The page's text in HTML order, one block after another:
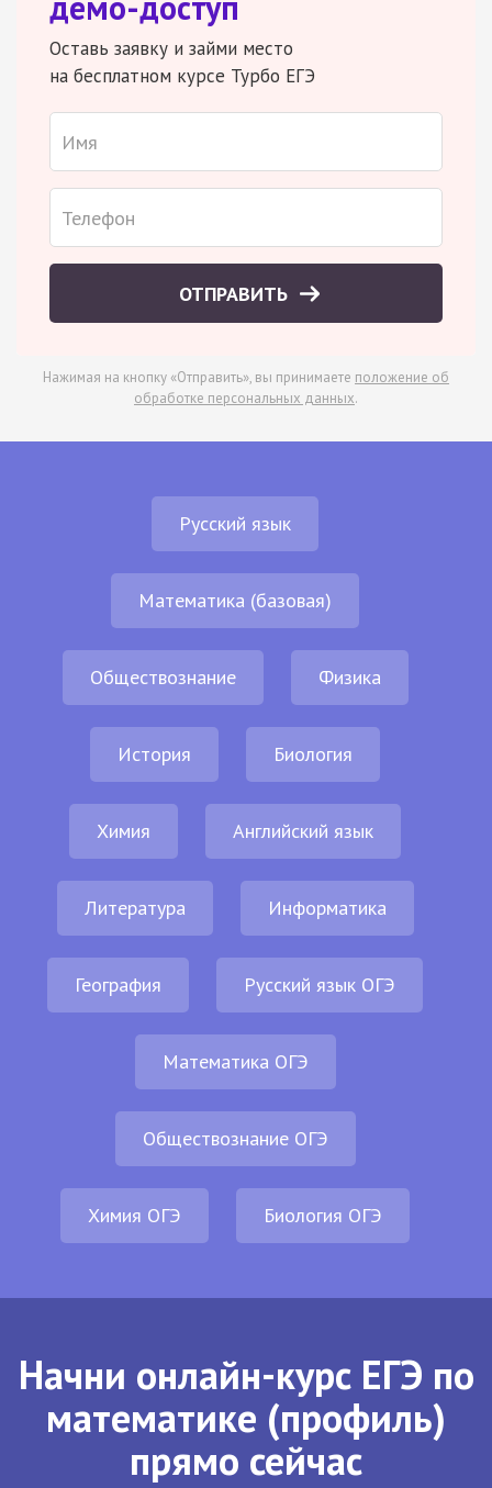
Оставь заявку и займи место
на бесплатном курсе Турбо ЕГЭ
ОТПРАВИТЬ
Нажимая на кнопку «Отправить», вы принимаете положение об
обработке персональных данных.
Русский язык
Математика (базовая)
Обществознание Физика
История Биология
Химия Английский язык
Литература Информатика
География Русский язык ОГЭ
Математика ОГЭ
Обществознание ОГЭ
Химия ОГЭ Биология ОГЭ
Начни онлайн-курс ЕГЭ по
математике (профиль)
прямо сейчас